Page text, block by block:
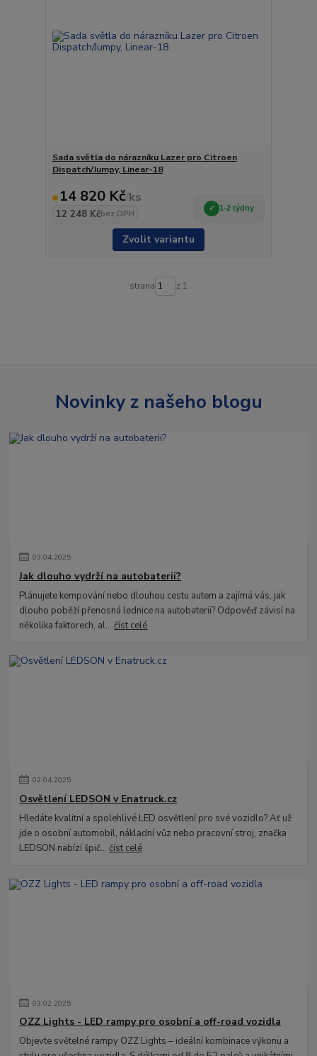
Sada světla do nárazníku Lazer pro Citroen
Dispatch/Jumpy, Linear-18
14 820 Kč/ks
12 248 Kčbez DPH
1-2 týdny
Zvolit variantu
strana z 1
Novinky z našeho blogu
03.04.2025
Jak dlouho vydrží na autobaterii?
Plánujete kempování nebo dlouhou cestu autem a zajímá vás, jak
dlouho poběží přenosná lednice na autobaterii? Odpověď závisí na
několika faktorech, al...číst celé
02.04.2025
Osvětlení LEDSON v Enatruck.cz
Hledáte kvalitní a spolehlivé LED osvětlení pro své vozidlo? Ať už
jde o osobní automobil, nákladní vůz nebo pracovní stroj, značka
LEDSON nabízí špič...číst celé
03.02.2025
OZZ Lights - LED rampy pro osobní a off-road vozidla
Objevte světelné rampy OZZ Lights – ideální kombinace výkonu a